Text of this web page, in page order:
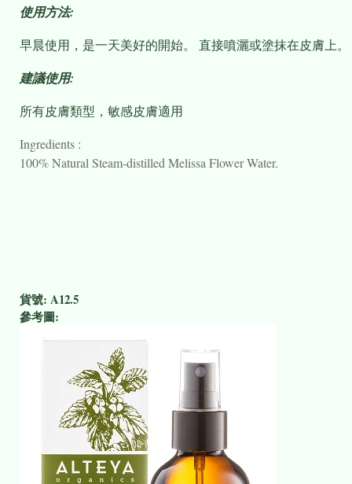
使用方法:
早晨使用，是一天美好的開始。 直接噴灑或塗抹在皮膚上。
建議使用:
所有皮膚類型，敏感皮膚適用
Ingredients :
100% Natural Steam-distilled Melissa Flower Water.
貨號: A12.5
參考圖: